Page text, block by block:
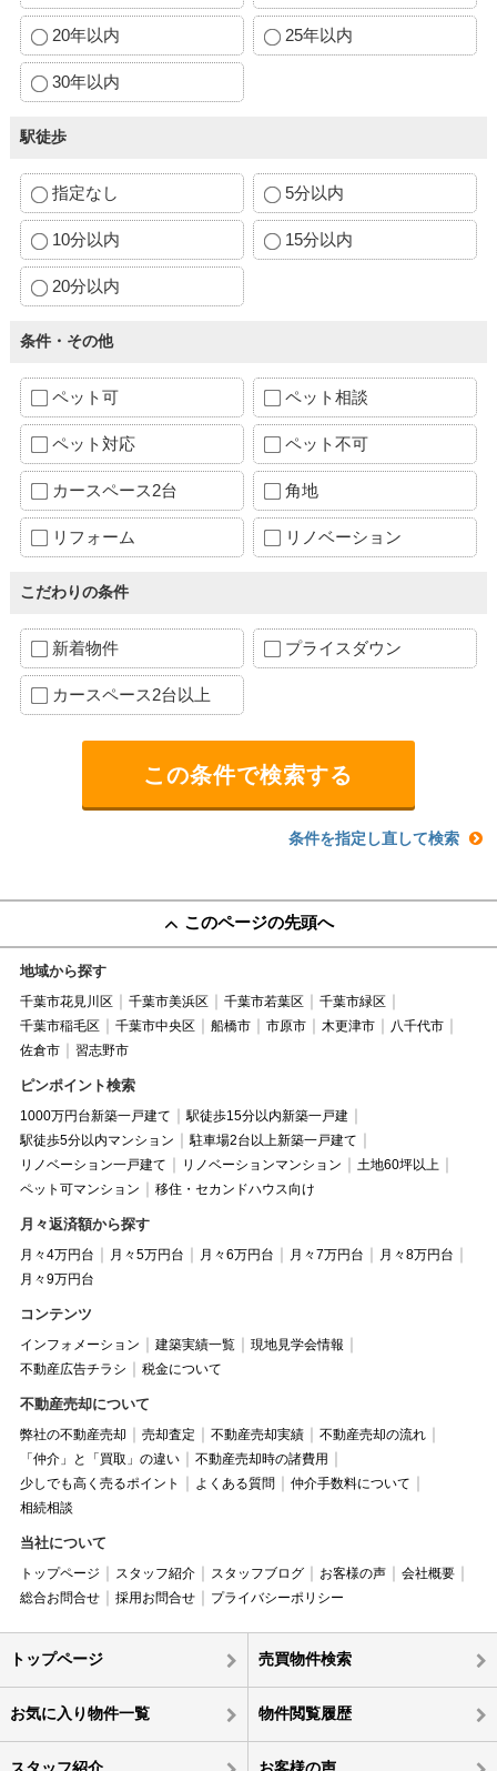
20年以内 25年以内
30年以内
駅徒歩
指定なし 5分以内
10分以内 15分以内
20分以内
条件・その他
ペット可 ペット相談
ペット対応 ペット不可
カースペース2台 角地
リフォーム リノベーション
こだわりの条件
新着物件 プライスダウン
カースペース2台以上
条件を指定し直して検索
このページの先頭へ
地域から探す
千葉市花見川区 千葉市美浜区 千葉市若葉区
千葉市緑区
千葉市稲毛区
千葉市中央区 船橋市 市原市 木更津市
八千代市
佐倉市
習志野市
ピンポイント検索
1000万円台新築一戸建て
駅徒歩15分以内新築一戸建
駅徒歩5分以内マンション
駐車場2台以上新築一戸建て
リノベーション一戸建て
リノベーションマンション
土地60坪以上
ペット可マンション
移住・セカンドハウス向け
月々返済額から探す
月々4万円台 月々5万円台 月々6万円台 月々7万円台
月々8万円台
月々9万円台
コンテンツ
インフォメーション 建築実績一覧
現地見学会情報
不動産広告チラシ
税金について
不動産売却について
弊社の不動産売却 売却査定 不動産売却実績
不動産売却の流れ
「仲介」と「買取」の違い
不動産売却時の諸費用
少しでも高く売るポイント
よくある質問
仲介手数料について
相続相談
当社について
トップページ スタッフ紹介 スタッフブログ お客様の声
会社概要
総合お問合せ
採用お問合せ プライバシーポリシー
トップページ 売買物件検索
お気に入り物件一覧 物件閲覧履歴